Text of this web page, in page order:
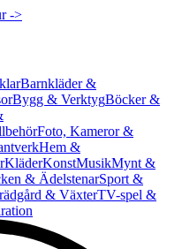
->
Barnkläder &
Bygg & VerktygBöcker &
Foto, Kameror &
Hem &
KläderKonstMusikMynt &
& ÄdelstenarSport &
& VäxterTV-spel &